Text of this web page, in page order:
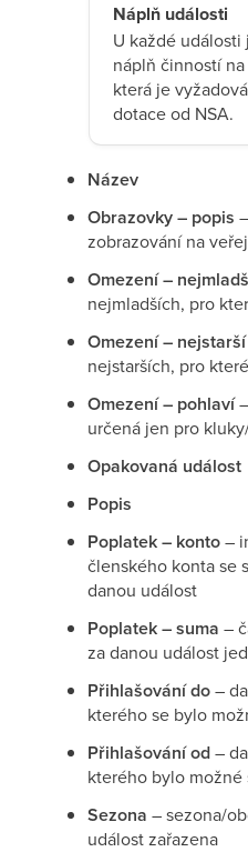
Náplň události
U každé
náplň činností
která je
dotace od NSA.
Název
Obrazovky – popis
zobrazování na
Omezení –
nejmladších, pro
Omezení – nejstarší
nejstarších, pro
Omezení – pohlaví
určená jen pro
Opakovaná událost
Popis
Poplatek – konto–
členského konta se
danou událost
Poplatek – suma –
za danou událost
Přihlašování do–
kterého se bylo
Přihlašování od–
kterého bylo možné
Sezona – sezona/
událost zařazena